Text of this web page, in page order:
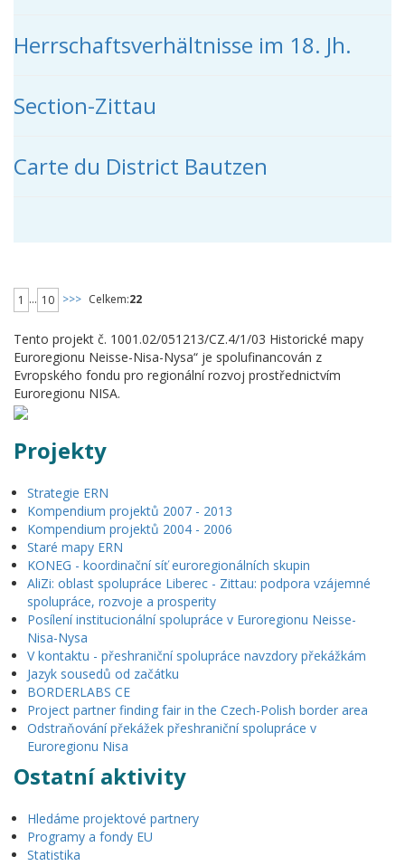
Herrschaftsverhältnisse im 18. Jh.
Section-Zittau
Carte du District Bautzen
1 ... 10 >>> Celkem:22
Tento projekt č. 1001.02/051213/CZ.4/1/03 Historické mapy
Euroregionu Neisse-Nisa-Nysa“ je spolufinancován z
Evropského fondu pro regionální rozvoj prostřednictvím
Euroregionu NISA.
Projekty
Strategie ERN
Kompendium projektů 2007 - 2013
Kompendium projektů 2004 - 2006
Staré mapy ERN
KONEG - koordinační síť euroregionálních skupin
AliZi: oblast spolupráce Liberec - Zittau: podpora vzájemné
spolupráce, rozvoje a prosperity
Posílení institucionální spolupráce v Euroregionu Neisse-
Nisa-Nysa
V kontaktu - přeshraniční spolupráce navzdory překážkám
Jazyk sousedů od začátku
BORDERLABS CE
Project partner finding fair in the Czech-Polish border area
Odstraňování překážek přeshraniční spolupráce v
Euroregionu Nisa
Ostatní aktivity
Hledáme projektové partnery
Programy a fondy EU
Statistika